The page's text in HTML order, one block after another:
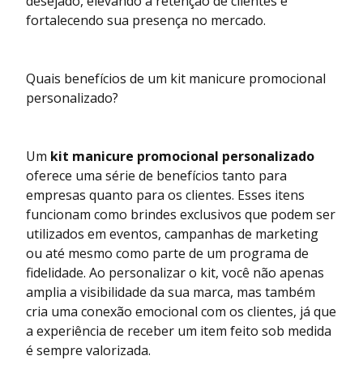
fortalecendo sua presença no mercado.
Quais benefícios de um kit manicure promocional
personalizado?
Um kit manicure promocional personalizado
oferece uma série de benefícios tanto para
empresas quanto para os clientes. Esses itens
funcionam como brindes exclusivos que podem ser
utilizados em eventos, campanhas de marketing
ou até mesmo como parte de um programa de
fidelidade. Ao personalizar o kit, você não apenas
amplia a visibilidade da sua marca, mas também
cria uma conexão emocional com os clientes, já que
a experiência de receber um item feito sob medida
é sempre valorizada.